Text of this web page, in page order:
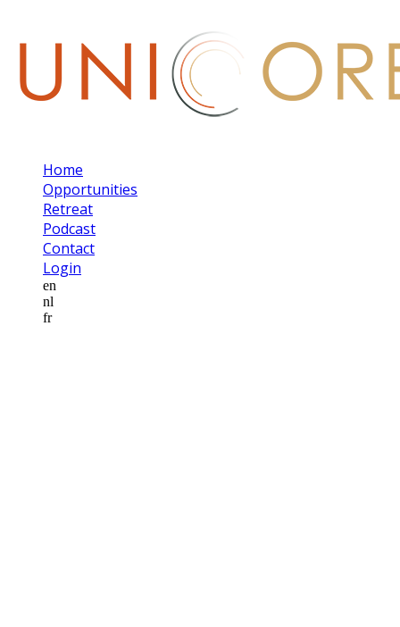
Home
Opportunities
Retreat
Podcast
Contact
Login
en
nl
fr